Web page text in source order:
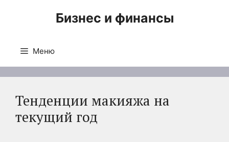
Бизнес и финансы
Меню
Тенденции макияжа на
текущий год